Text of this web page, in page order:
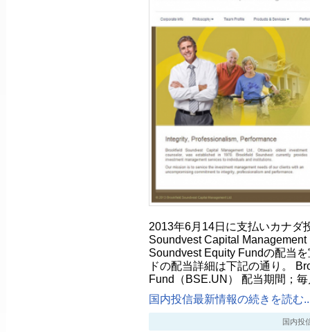
2013年6月14日に支払いカナダ
Soundvest Capital
Soundvest Equity Fundの配当
ドの配当詳細は下記の通り。
Fund（BSE.UN） 配当期間；
国内投信最新情報の続きを読む
国内投